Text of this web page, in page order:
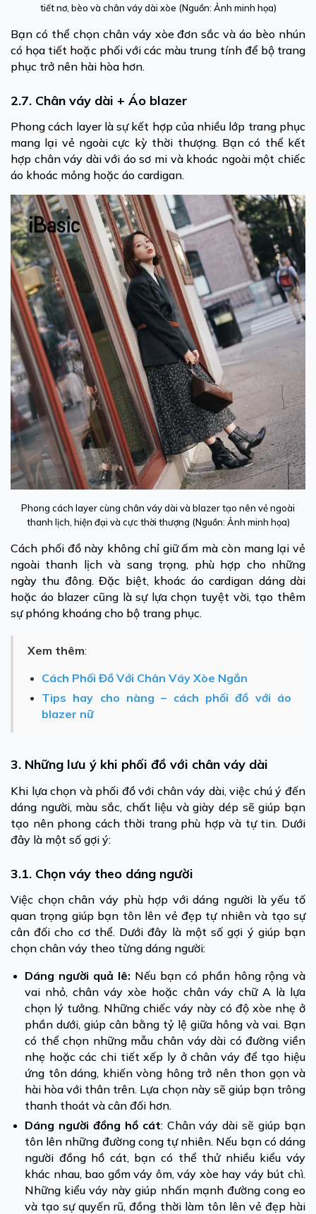
tiết nơ, bèo và chân váy dài xòe (Nguồn: Ảnh minh họa)
Bạn có thể chọn chân váy xòe đơn sắc và áo bèo nhún
có họa tiết hoặc phối với các màu trung tính để bộ trang
phục trở nên hài hòa hơn.
2.7. Chân váy dài + Áo blazer
Phong cách layer là sự kết hợp của nhiều lớp trang phục
mang lại vẻ ngoài cực kỳ thời thượng. Bạn có thể kết
hợp chân váy dài với áo sơ mi và khoác ngoài một chiếc
áo khoác mỏng hoặc áo cardigan.
Phong cách layer cùng chân váy dài và blazer tạo nên vẻ ngoài
thanh lịch, hiện đại và cực thời thượng (Nguồn: Ảnh minh họa)
Cách phối đồ này không chỉ giữ ấm mà còn mang lại vẻ
ngoài thanh lịch và sang trọng, phù hợp cho những
ngày thu đông. Đặc biệt, khoác áo cardigan dáng dài
hoặc áo blazer cũng là sự lựa chọn tuyệt vời, tạo thêm
sự phóng khoáng cho bộ trang phục.
Xem thêm:
Cách Phối Đồ Với Chân Váy Xòe Ngắn
Tips hay cho nàng – cách phối đồ với áo
blazer nữ
3. Những lưu ý khi phối đồ với chân váy dài
Khi lựa chọn và phối đồ với chân váy dài, việc chú ý đến
dáng người, màu sắc, chất liệu và giày dép sẽ giúp bạn
tạo nên phong cách thời trang phù hợp và tự tin. Dưới
đây là một số gợi ý:
3.1. Chọn váy theo dáng người
Việc chọn chân váy phù hợp với dáng người là yếu tố
quan trọng giúp bạn tôn lên vẻ đẹp tự nhiên và tạo sự
cân đối cho cơ thể. Dưới đây là một số gợi ý giúp bạn
chọn chân váy theo từng dáng người:
Dáng người quả lê: Nếu bạn có phần hông rộng và
vai nhỏ, chân váy xòe hoặc chân váy chữ A là lựa
chọn lý tưởng. Những chiếc váy này có độ xòe nhẹ ở
phần dưới, giúp cân bằng tỷ lệ giữa hông và vai. Bạn
có thể chọn những mẫu chân váy dài có đường viền
nhẹ hoặc các chi tiết xếp ly ở chân váy để tạo hiệu
ứng tôn dáng, khiến vòng hông trở nên thon gọn và
hài hòa với thân trên. Lựa chọn này sẽ giúp bạn trông
thanh thoát và cân đối hơn.
Dáng người đồng hồ cát: Chân váy dài sẽ giúp bạn
tôn lên những đường cong tự nhiên. Nếu bạn có dáng
người đồng hồ cát, bạn có thể thử nhiều kiểu váy
khác nhau, bao gồm váy ôm, váy xòe hay váy bút chì.
Những kiểu váy này giúp nhấn mạnh đường cong eo
và tạo sự quyến rũ, đồng thời làm tôn lên vẻ đẹp hài